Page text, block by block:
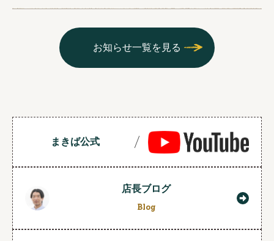
お知らせ一覧を見る
まきば公式
店長ブログ
Blog